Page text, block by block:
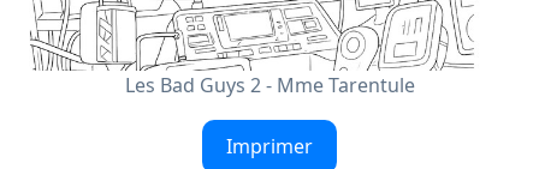
Les Bad Guys 2 - Mme Tarentule
Imprimer